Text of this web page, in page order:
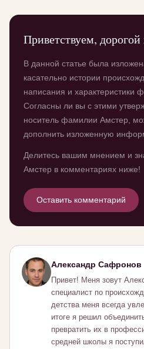
Приветствуем, дорогой
В данной статье была
касательно истории
написания и характеристики
Согласны ли вы с этими
носитель фамилии Амстер,
дополнить изложенную
Делитесь вашим мнением и
Амстер в комментариях ниже!
Оставить комментарий
Александр Сафронов
Привет! Меня зовут
специалист по
детства меня всегда
итоге я решил
превратить их в
средней школы я